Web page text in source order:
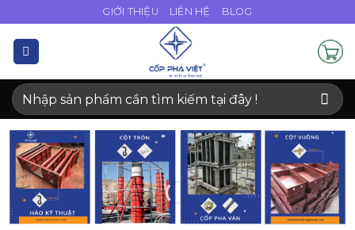
dung
GIỚI THIỆU LIÊN HỆ BLOG
Tìm
kiếm: